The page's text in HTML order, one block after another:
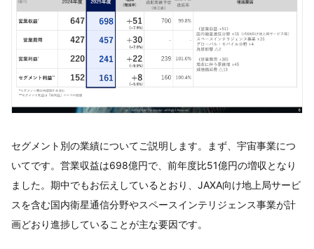
セグメント別の業績についてご説明します。まず、宇宙事業につ
いてです。営業収益は698億円で、前年度比51億円の増収となり
ました。期中でもお伝えしているとおり、JAXA向け地上局サービ
スを含む国内衛星通信分野やスペースインテリジェンス事業が計
画どおり進捗していることが主な要因です。